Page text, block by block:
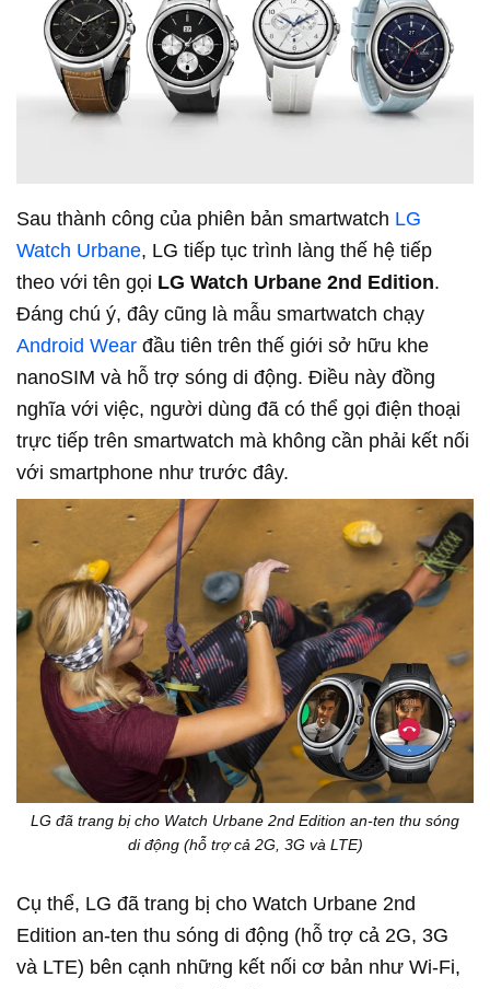
Sau thành công của phiên bản smartwatch LG
Watch Urbane, LG tiếp tục trình làng thế hệ tiếp
theo với tên gọi LG Watch Urbane 2nd Edition.
Đáng chú ý, đây cũng là mẫu smartwatch chạy
Android Wear đầu tiên trên thế giới sở hữu khe
nanoSIM và hỗ trợ sóng di động. Điều này đồng
nghĩa với việc, người dùng đã có thể gọi điện thoại
trực tiếp trên smartwatch mà không cần phải kết nối
với smartphone như trước đây.
LG đã trang bị cho Watch Urbane 2nd Edition an-ten thu sóng
di động (hỗ trợ cả 2G, 3G và LTE)
Cụ thể, LG đã trang bị cho Watch Urbane 2nd
Edition an-ten thu sóng di động (hỗ trợ cả 2G, 3G
và LTE) bên cạnh những kết nối cơ bản như Wi-Fi,